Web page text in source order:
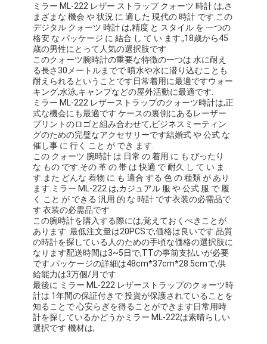
ミラー ML-222 レザー ストラップ クォーツ 時計 は,さ
まざまな 機会 や 状況 に 適した 現代の 時計 です.この
デジタル クォーツ 時計 は,精度 と スタイル を 一つの
格安 な パッケージ に 結合 し て い ます.,18歳から45
歳の男性にとって人気の選択肢です
このクォーツ腕時計の重要な特徴の一つは 水に耐え
る長さ30メートルまでで 噴水や水に潜り込むことも
耐えられるということです日常着用に最適ですウォー
キング,水泳,キャンプなどの屋外活動に最適です.
ミラー ML-222 レザーストラップのクォーツ時計は,正
式な機会にも最適です.ケースの裏側にあるレーザー
プリントのロゴと組み合わせて,ビジネスミーティン
グのための完璧なアクセサリーです結婚式 や 公式 な
催し事 に 行く こと が でき ます.
この クォーツ 腕時計 は 日常 の 着用 に も ぴったり
な もの です.その 革 の 帯 は 快適 で 耐久 し て い ま
す.また どんな 着物 に も 適合 する 色 の 種類 が あり
ます.ミラー ML-222 は,カジュアル 服 や 公式 服 で 履
く こと が できる 汎用 的 な 時計 です衣装の必需品で
す 衣装の必需品です
この腕時計を購入する際には,覚えておくべきことが
あります. 最低注文量は20PCSで,価格は良いです.品質
の時計を探している人のための手頃な価格の選択肢に
なります配送時間は3~5日で,TTの事前支払いが必要
です.パッケージの詳細は48cm*37cm*28.5cmで,供
給能力は3万個/月です.
最後に ミラー ML-222 レザーストラップのクォーツ時
計は 1年間の保証付きで 投資が保護されていることを
知ることで 心安らぎを得ることができます日常用時
計を探しているかどうかミラー ML-222は素晴らしい
選択です 機材は,